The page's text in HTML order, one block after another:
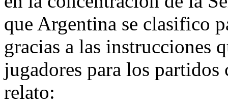
que Argentina se clasifico
gracias a las instrucciones
jugadores para los
relato: